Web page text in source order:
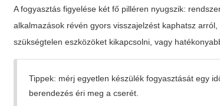
A fogyasztás figyelése két fő pilléren nyugszik:
alkalmazások révén gyors visszajelzést kaphatsz
szükségtelen eszközöket kikapcsolni, vagy
Tippek: mérj egyetlen készülék fogyasztását egy
berendezés éri meg a cserét.